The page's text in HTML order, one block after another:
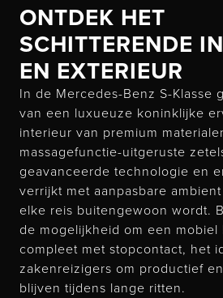
ONTDEK HET
SCHITTERENDE
EN EXTERIEUR
In de Mercedes-Benz S-Klasse
van een luxueuze koninklijke
interieur van premium
massagefunctie-uitgeruste
geavanceerde technologie en
verrijkt met aanpasbare
elke reis buitengewoon wordt.
de mogelijkheid om een
compleet met stopcontact, het
zakenreizigers om productief
blijven tijdens lange ritten.